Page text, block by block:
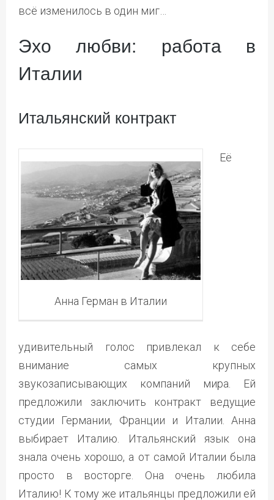
всё изменилось в один миг…
Эхо любви: работа в
Италии
Итальянский контракт
Анна Герман в Италии
Её
удивительный голос привлекал к себе
внимание самых крупных
звукозаписывающих компаний мира. Ей
предложили заключить контракт ведущие
студии Германии, Франции и Италии. Анна
выбирает Италию. Итальянский язык она
знала очень хорошо, а от самой Италии была
просто в восторге. Она очень любила
Италию! К тому же итальянцы предложили ей